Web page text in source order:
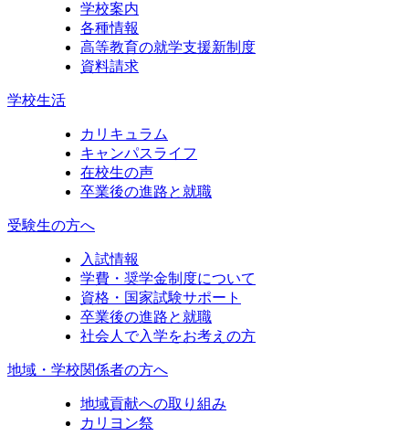
学校案内
各種情報
高等教育の就学支援新制度
資料請求
学校生活
カリキュラム
キャンパスライフ
在校生の声
卒業後の進路と就職
受験生の方へ
入試情報
学費・奨学金制度について
資格・国家試験サポート
卒業後の進路と就職
社会人で入学をお考えの方
地域・学校関係者の方へ
地域貢献への取り組み
カリヨン祭